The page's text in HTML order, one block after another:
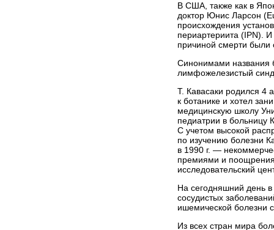
В США, также как в
доктор Юнис Ларсон
происхождения
периартериита (IPN).
причиной смерти были
Синонимами названия
лимфожелезистый
Т. Кавасаки родился 4
к ботанике и хотел
медицинскую школу
педиатрии в больницу
С учетом высокой
по изучению болезни
в 1990 г. —
премиями и
исследовательский
На сегодняшний день
сосудистых
ишемической болезни
Из всех стран мира